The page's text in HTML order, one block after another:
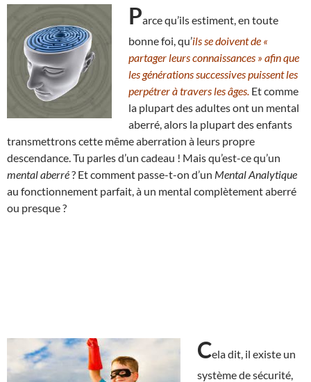
Parce qu’ils estiment, en toute
bonne foi, qu’ils se doivent de «
partager leurs connaissances » afin que
les générations successives puissent les
perpétrer à travers les âges. Et comme
la plupart des adultes ont un mental
aberré, alors la plupart des enfants
transmettrons cette même aberration à leurs propre
descendance. Tu parles d’un cadeau ! Mais qu’est-ce qu’un
mental aberré? Et comment passe-t-on d’un Mental Analytique
au fonctionnement parfait, à un mental complètement aberré
ou presque ?
Cela dit, il existe un
système de sécurité,